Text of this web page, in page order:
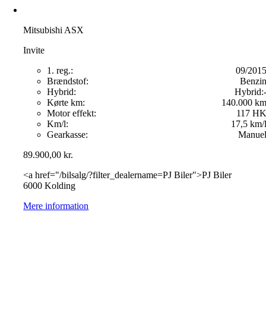
Mitsubishi ASX
Invite
1. reg.:
09/2015
Brændstof:
Benzin
Hybrid:
Hybrid:-
Kørte km:
140.000 km
Motor effekt:
117 HK
Km/l:
17,5 km/l
Gearkasse:
Manuel
89.900,00kr.
<a href="/bilsalg/?filter_dealername=PJ Biler">PJ Biler
6000 Kolding
Mere information